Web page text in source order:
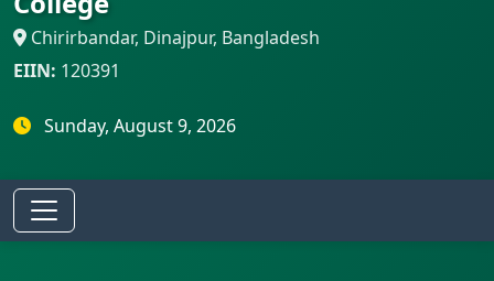
Chirirbandar, Dinajpur, Bangladesh
EIIN: 120391
Sunday, August 9, 2026